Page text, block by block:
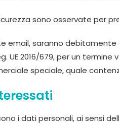
sono osservate per
email, saranno debitamente
UE 2016/679, per un
speciale, quale
i dati personali, ai sensi